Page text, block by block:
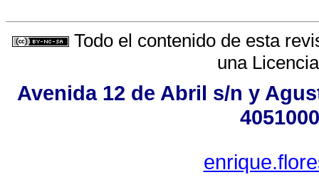
Todo el contenido de esta
una
Avenida 12 de Abril s/n y